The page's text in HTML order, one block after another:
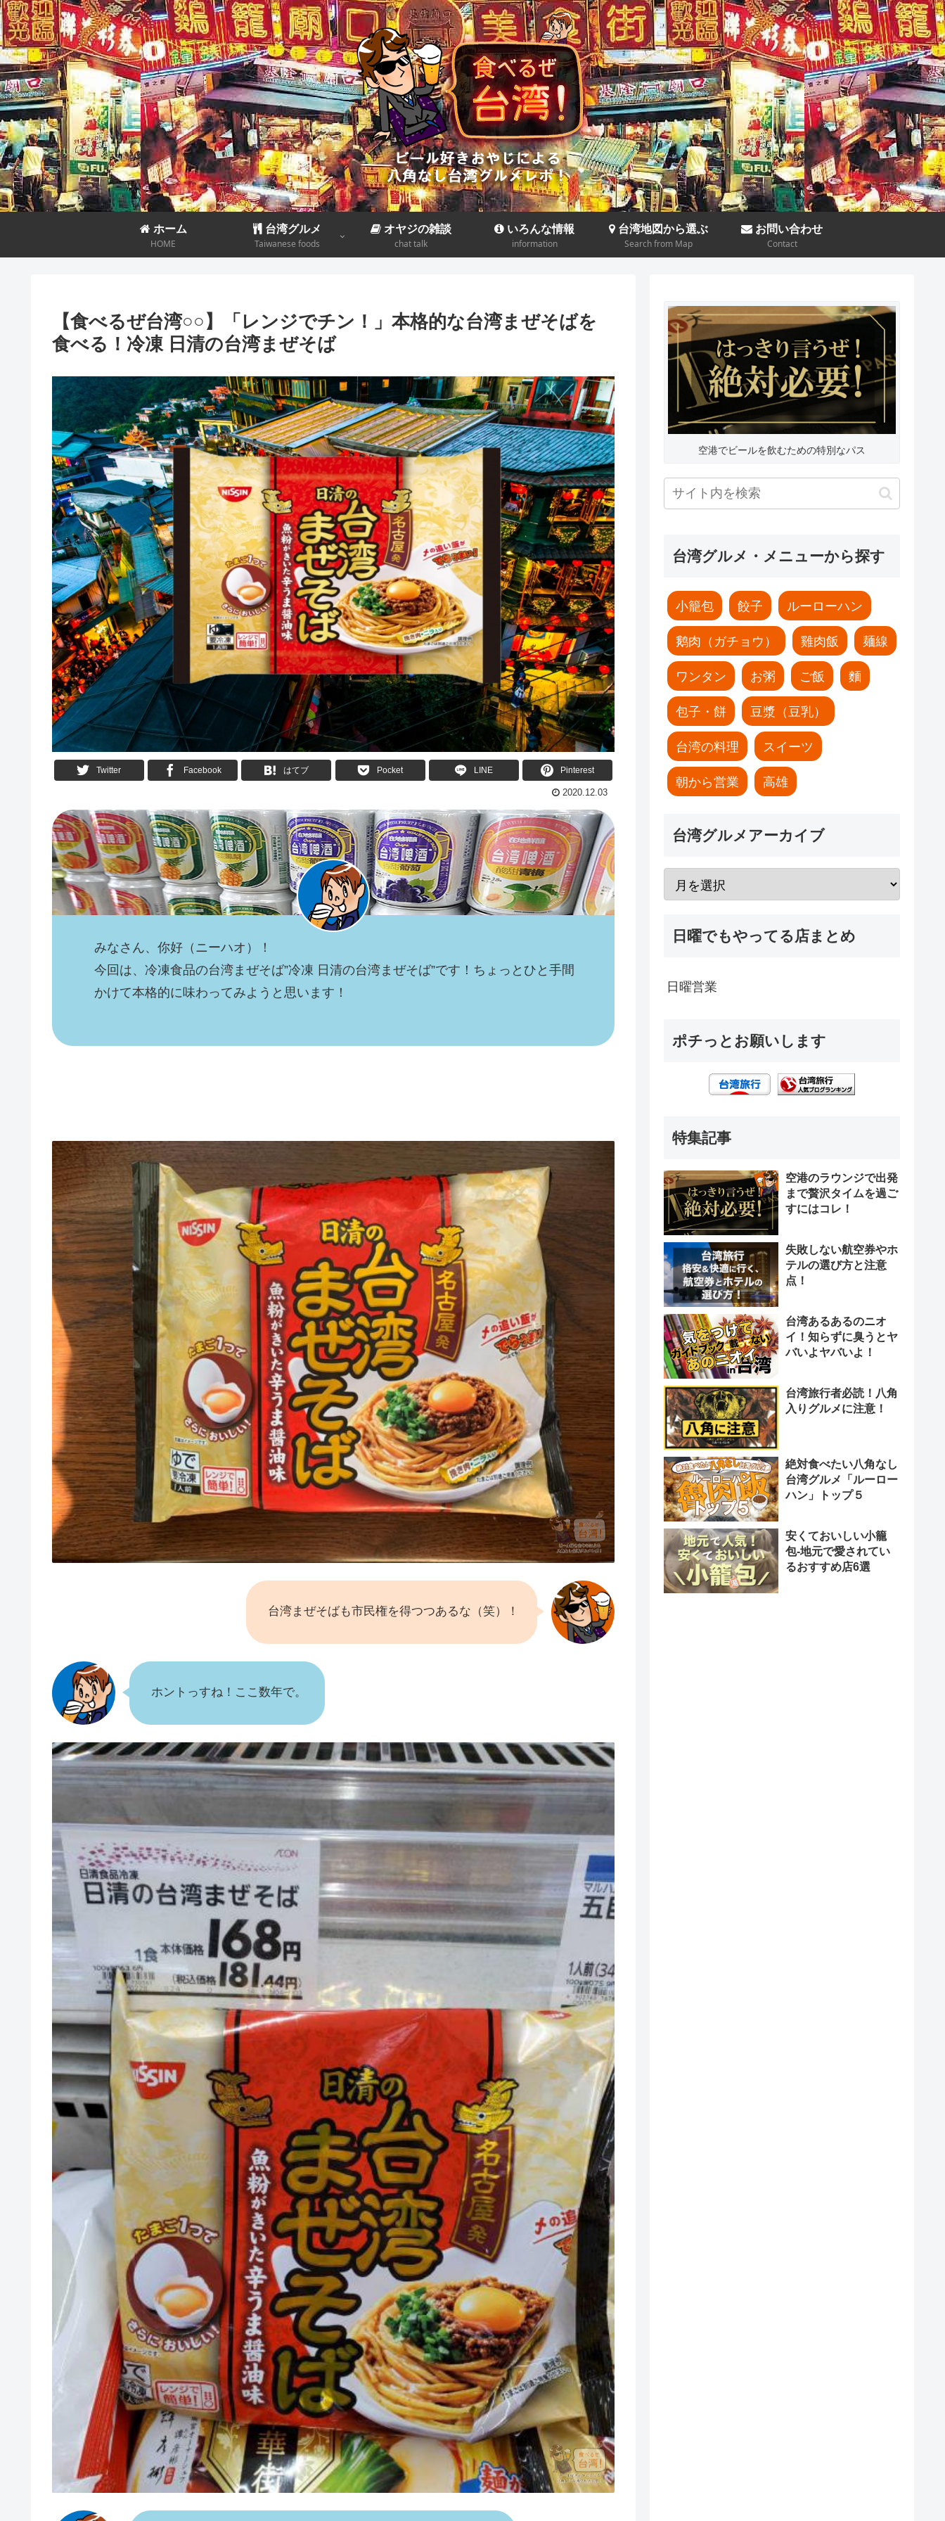
ホーム
HOME
台湾グルメ
Taiwanese foods
オヤジの雑談
chat talk
いろんな情報
information
台湾地図から選ぶ
Search from Map
お問い合わせ
Contact
【食べるぜ台湾○○】「レンジでチン！」本格的な台湾まぜそばを
食べる！冷凍 日清の台湾まぜそば
Twitter Facebook はてブ Pocket LINE Pinterest
2020.12.03
みなさん、你好（ニーハオ）！
今回は、冷凍食品の台湾まぜそば”冷凍 日清の台湾まぜそば”です！ちょっとひと手間
かけて本格的に味わってみようと思います！
台湾まぜそばも市民権を得つつあるな（笑）！
ホントっすね！ここ数年で。
空港でビールを飲むための特別なパス
台湾グルメ・メニューから探す
小籠包 餃子 ルーローハン
鹅肉（ガチョウ） 雞肉飯 麺線
ワンタン お粥 ご飯 麵
包子・餅 豆漿（豆乳）
台湾の料理 スイーツ
朝から営業 高雄
台湾グルメアーカイブ
日曜でもやってる店まとめ
日曜営業
ポチっとお願いします
特集記事
空港のラウンジで出発
まで贅沢タイムを過ご
すにはコレ！
失敗しない航空券やホ
テルの選び方と注意
点！
台湾あるあるのニオ
イ！知らずに臭うとヤ
バいよヤバいよ！
台湾旅行者必読！八角
入りグルメに注意！
絶対食べたい八角なし
台湾グルメ「ルーロー
ハン」トップ５
安くておいしい小籠
包-地元で愛されてい
るおすすめ店6選